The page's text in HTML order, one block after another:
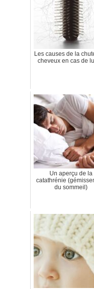
Les causes de la
cheveux en cas de
Un aperçu de la
catathrénie
du sommeil)